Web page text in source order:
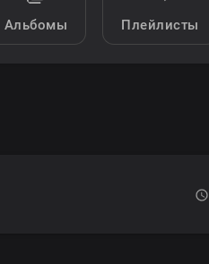
Альбомы Плейлисты